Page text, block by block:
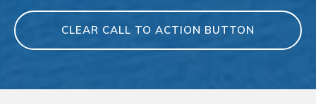
CLEAR CALL TO ACTION BUTTON